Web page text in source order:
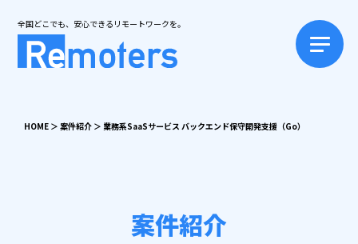
全国どこでも、安心できるリモートワークを。
HOME ＞ 案件紹介 ＞ 業務系SaaSサービス バックエンド保守開発支援（Go）
案件紹介